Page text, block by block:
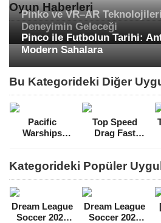
Oyun Haberleri
Pinko ve VR–AR
Deneyimin Geleceği
Pinco ile Futbolun Tarihi:
Modern Sahalara
Bu Kategorideki Diğer
Pacific
Warships
MOD APK
[v1.1.25]
Top Speed
Drag Fast
MOD APK
[v1.43.1]
Kategorideki Popüler
Dream League
Soccer 2021
Dream League
Soccer 2022